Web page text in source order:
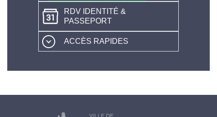
RDV IDENTITÉ &
PASSEPORT
ACCÈS RAPIDES